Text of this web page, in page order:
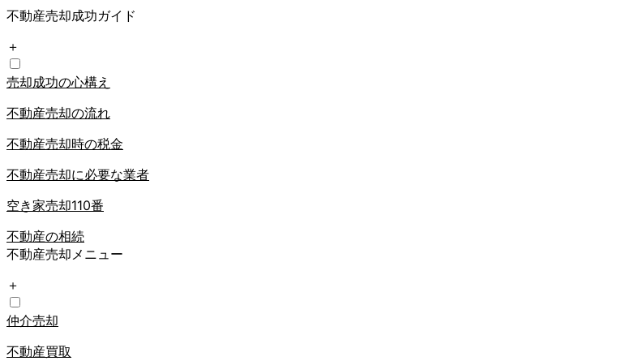
不動産売却成功ガイド
＋
売却成功の心構え
不動産売却の流れ
不動産売却時の税金
不動産売却に必要な業者
空き家売却110番
不動産の相続
不動産売却メニュー
＋
仲介売却
不動産買取